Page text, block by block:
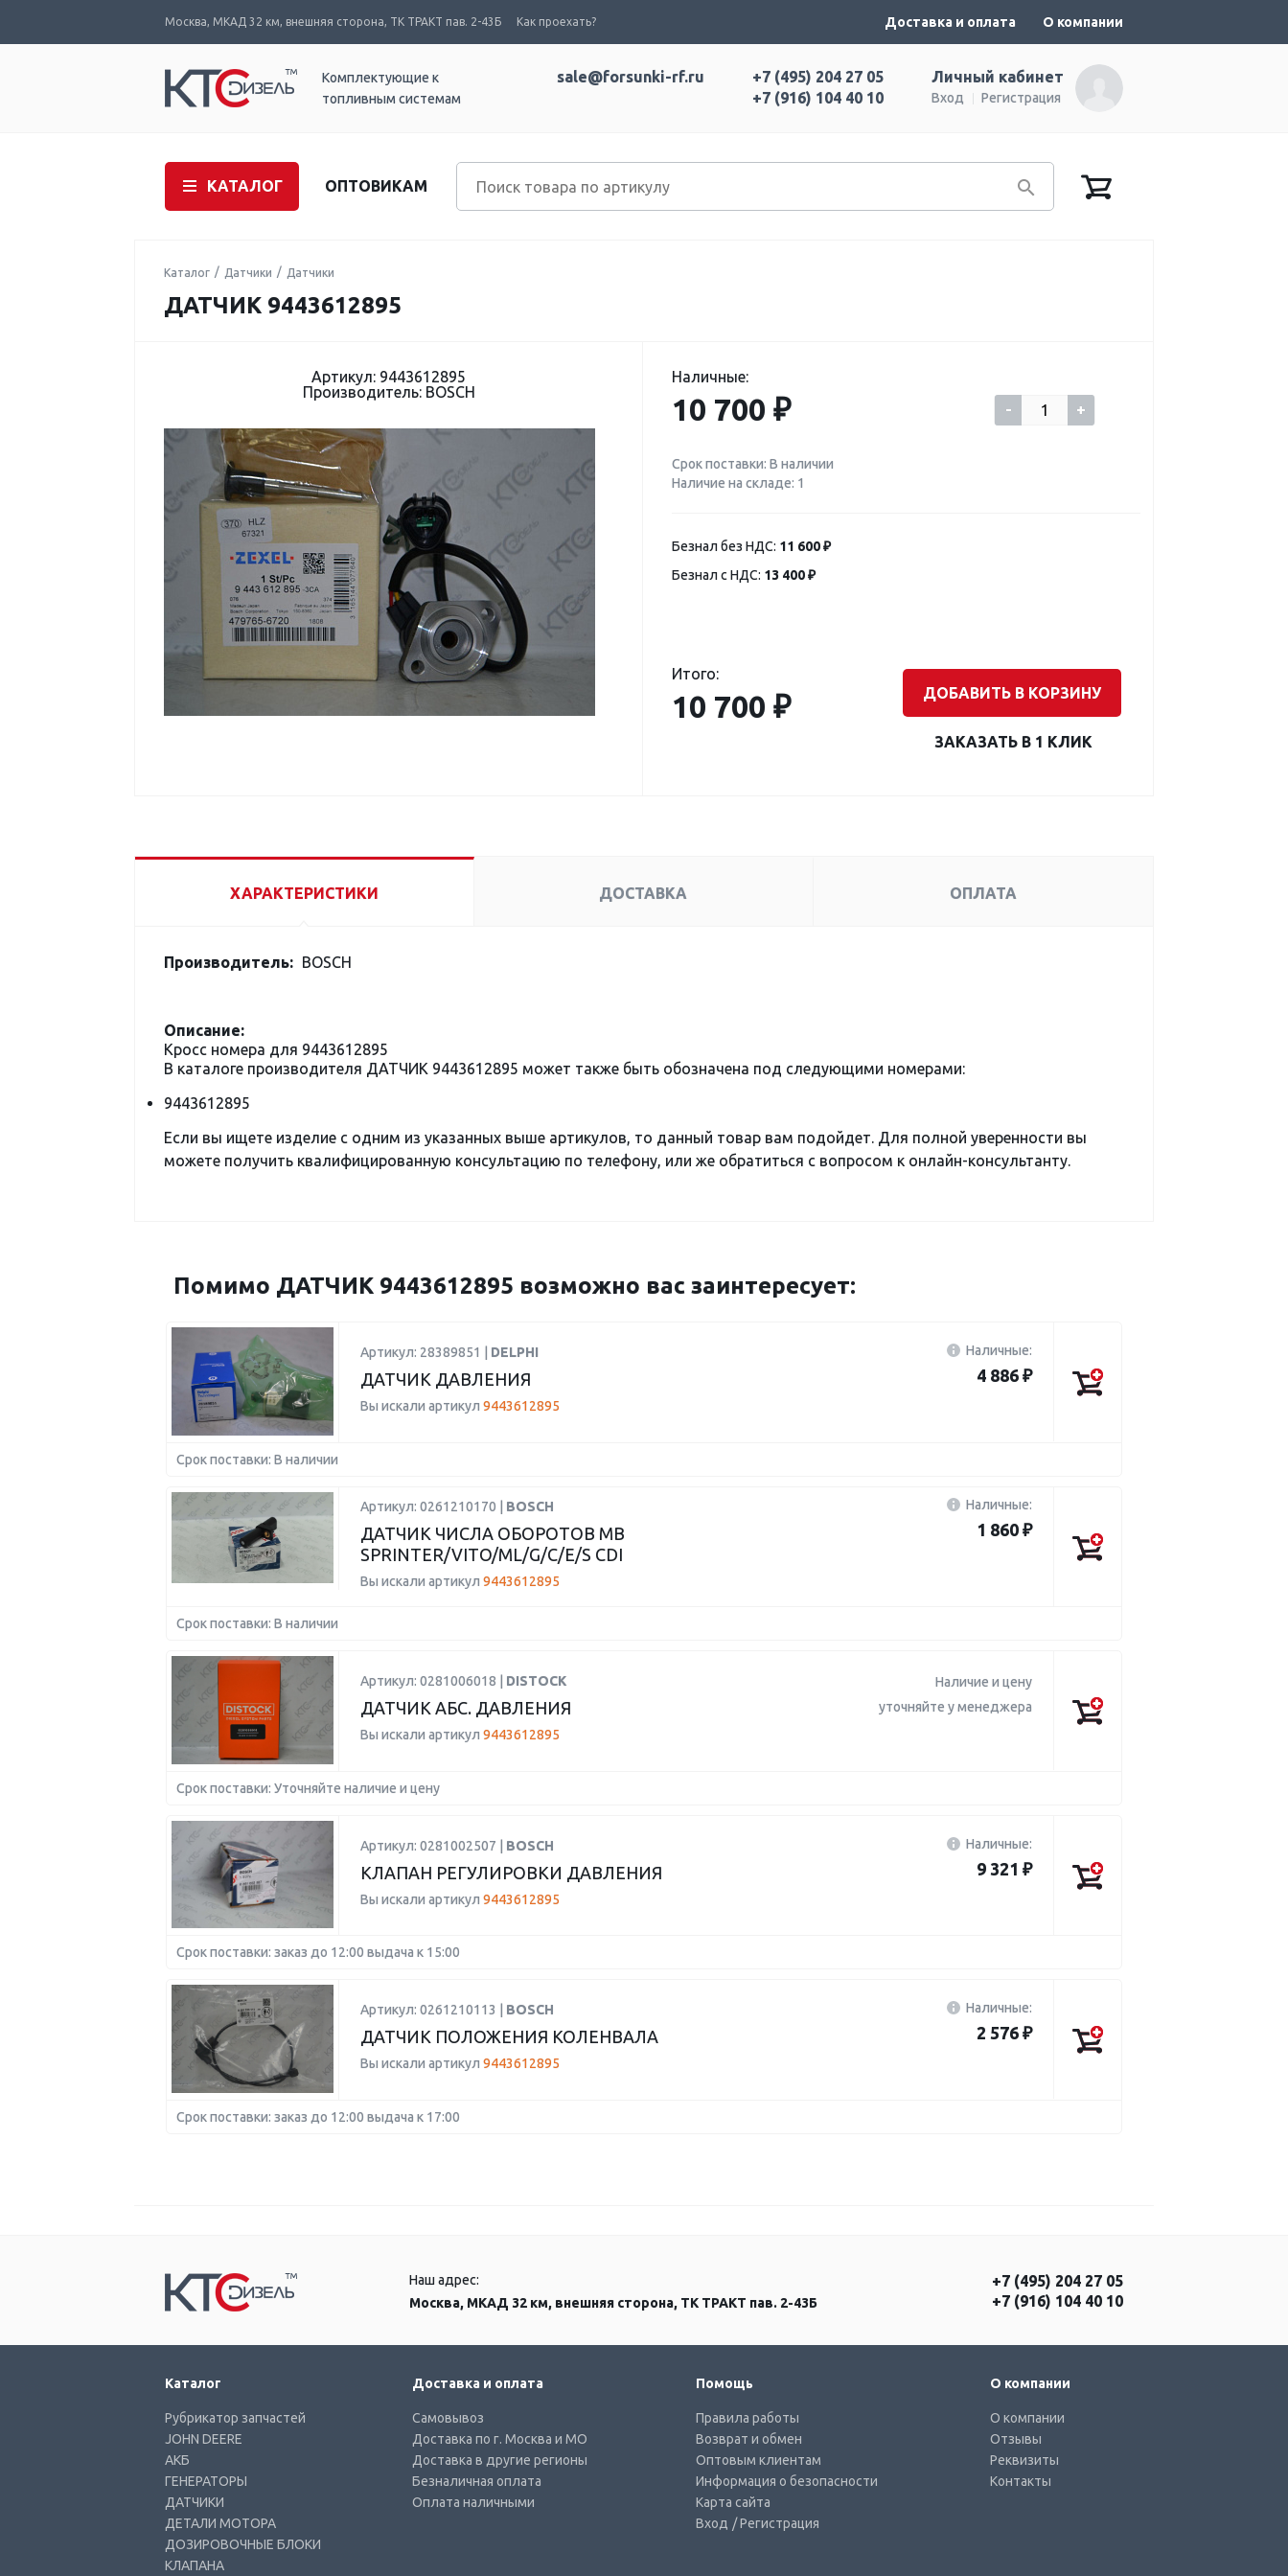
Москва, МКАД 32 км, внешняя сторона, ТК ТРАКТ пав. 2-43Б Как проехать? Доставка и оплата О компании
Комплектующие к
топливным системам
Личный кабинет
Вход Регистрация
+7 (495) 204 27 05
+7 (916) 104 40 10
sale@forsunki-rf.ru
КАТАЛОГ ОПТОВИКАМ
Каталог Датчики Датчики
ДАТЧИК 9443612895
Артикул: 9443612895
Производитель: BOSCH
Наличные:
10 700 ₽ - +
Срок поставки: В наличии
Наличие на складе: 1
Безнал без НДС: 11 600 ₽
Безнал с НДС: 13 400 ₽
Итого:
10 700 ₽ ДОБАВИТЬ В КОРЗИНУ
ЗАКАЗАТЬ В 1 КЛИК
ХАРАКТЕРИСТИКИ ДОСТАВКА ОПЛАТА
Производитель: BOSCH
Описание:
Кросс номера для 9443612895
В каталоге производителя ДАТЧИК 9443612895 может также быть обозначена под следующими номерами:
9443612895
Если вы ищете изделие с одним из указанных выше артикулов, то данный товар вам подойдет. Для полной уверенности вы
можете получить квалифицированную консультацию по телефону, или же обратиться с вопросом к онлайн-консультанту.
Помимо ДАТЧИК 9443612895 возможно вас заинтересует:
Артикул: 28389851 | DELPHI
ДАТЧИК ДАВЛЕНИЯ
Вы искали артикул 9443612895
Наличные:
4 886 ₽
Срок поставки: В наличии
Артикул: 0261210170 | BOSCH
ДАТЧИК ЧИСЛА ОБОРОТОВ MB
SPRINTER/VITO/ML/G/C/E/S CDI
Вы искали артикул 9443612895
Наличные:
1 860 ₽
Срок поставки: В наличии
Артикул: 0281006018 | DISTOCK
ДАТЧИК АБС. ДАВЛЕНИЯ
Вы искали артикул 9443612895
Наличие и цену
уточняйте у менеджера
Срок поставки: Уточняйте наличие и цену
Артикул: 0281002507 | BOSCH
КЛАПАН РЕГУЛИРОВКИ ДАВЛЕНИЯ
Вы искали артикул 9443612895
Наличные:
9 321 ₽
Срок поставки: заказ до 12:00 выдача к 15:00
Артикул: 0261210113 | BOSCH
ДАТЧИК ПОЛОЖЕНИЯ КОЛЕНВАЛА
Вы искали артикул 9443612895
Наличные:
2 576 ₽
Срок поставки: заказ до 12:00 выдача к 17:00
Наш адрес:
Москва, МКАД 32 км, внешняя сторона, ТК ТРАКТ пав. 2-43Б
+7 (495) 204 27 05
+7 (916) 104 40 10
Каталог
Рубрикатор запчастей
JOHN DEERE
АКБ
ГЕНЕРАТОРЫ
ДАТЧИКИ
ДЕТАЛИ МОТОРА
ДОЗИРОВОЧНЫЕ БЛОКИ
КЛАПАНА
Доставка и оплата
Самовывоз
Доставка по г. Москва и МО
Доставка в другие регионы
Безналичная оплата
Оплата наличными
Помощь
Правила работы
Возврат и обмен
Оптовым клиентам
Информация о безопасности
Карта сайта
Вход / Регистрация
О компании
О компании
Отзывы
Реквизиты
Контакты